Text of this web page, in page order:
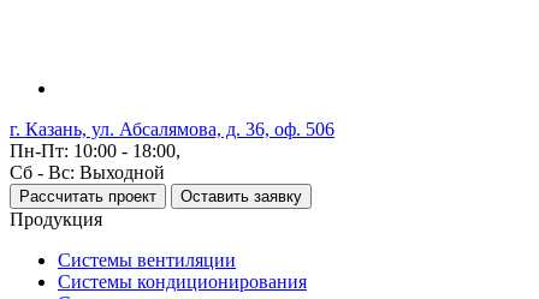
г. Казань, ул. Абсалямова, д. 36, оф. 506
Пн-Пт: 10:00 - 18:00,
Сб - Вс: Выходной
Рассчитать проект Оставить заявку
Продукция
Системы вентиляции
Системы кондиционирования